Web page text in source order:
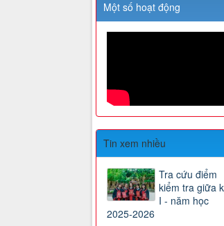
Một số hoạt động
Tin xem nhiều
Tra cứu điểm
kiểm tra giữa
I - năm học
2025-2026